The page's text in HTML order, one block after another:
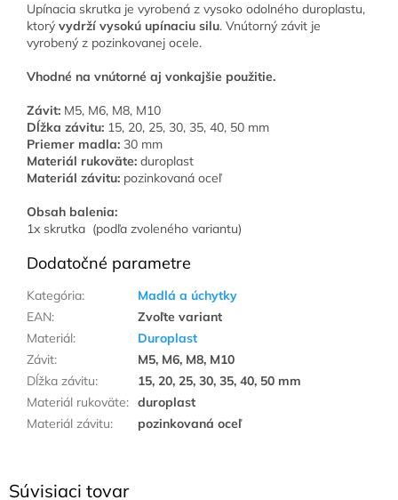
Súvisiaci tovar
Upínacia skrutka je vyrobená z vysoko odolného duroplastu,
ktorý vydrží vysokú upínaciu silu. Vnútorný závit je
vyrobený z pozinkovanej ocele.
Vhodné na vnútorné aj vonkajšie použitie.
Závit: M5, M6, M8, M10
Dĺžka závitu: 15, 20, 25, 30, 35, 40, 50 mm
Priemer madla: 30 mm
Materiál rukoväte: duroplast
Materiál závitu: pozinkovaná oceľ
Obsah balenia:
1x skrutka (podľa zvoleného variantu)
Dodatočné parametre
Kategória:
Madlá a úchytky
EAN:
Zvoľte variant
Materiál:
Duroplast
Závit:
M5, M6, M8, M10
Dĺžka závitu:
15, 20, 25, 30, 35, 40, 50 mm
Materiál rukoväte: duroplast
Materiál závitu: pozinkovaná oceľ